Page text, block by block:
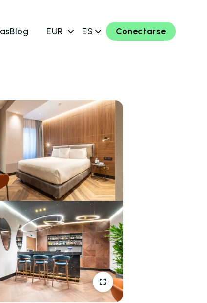
Blog EUR ES Conectarse